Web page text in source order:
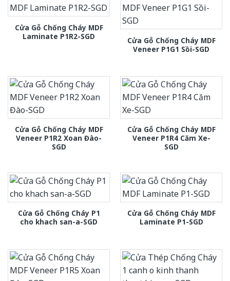
Cửa Gỗ Chống Cháy MDF
Laminate P1R2-SGD
Cửa Gỗ Chống Cháy MDF
Veneer P1G1 Sồi-SGD
Cửa Gỗ Chống Cháy MDF
Veneer P1R2 Xoan Đào-
SGD
Cửa Gỗ Chống Cháy MDF
Veneer P1R4 Căm Xe-
SGD
Cửa Gỗ Chống Cháy P1
cho khach san-a-SGD
Cửa Gỗ Chống Cháy MDF
Laminate P1-SGD